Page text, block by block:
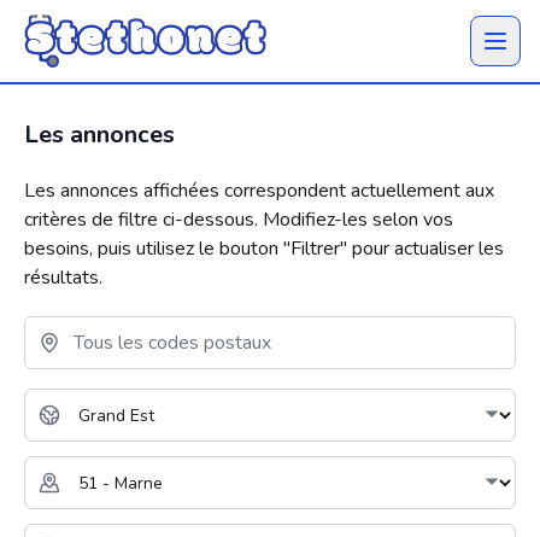
Ouvrir
Les annonces
Les annonces affichées correspondent actuellement aux
critères de filtre ci-dessous. Modifiez-les selon vos
besoins, puis utilisez le bouton "Filtrer" pour actualiser les
résultats.